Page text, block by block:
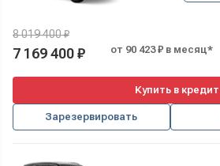
8 019 400 ₽
7 169 400 ₽ от 90 423 ₽ в месяц*
Купить в кредит
Зарезервировать